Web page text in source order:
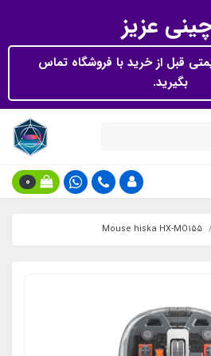
عزیز
قبل از خرید با فروشگاه تماس
بگیرید.
0
Mouse hiska HX-MO155